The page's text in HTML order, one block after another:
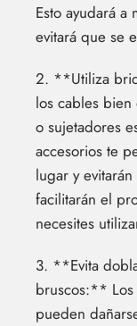
Esto ayudará a
evitará que se
2. **Utiliza
los cables
o sujetadores
accesorios te
lugar y
facilitarán el
necesites
3. **Evita
bruscos:** Los
pueden